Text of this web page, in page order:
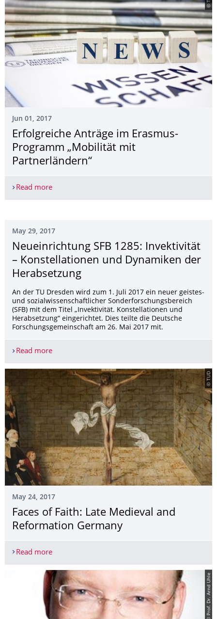
Jun 01, 2017
Erfolgreiche Anträge im Erasmus-
Programm „Mobilität mit
Partnerländern“
Read moreErfolgreiche Anträge im Erasmus-Programm
May 29, 2017
Neueinrichtung SFB 1285: Invektivität
– Konstellationen und Dynamiken der
Herabsetzung
An der TU Dresden wird zum 1. Juli 2017 ein neuer geistes-
und sozialwissenschaftlicher Sonderforschungsbereich
(SFB) mit dem Titel „Invektivität. Konstellationen und
Herabsetzung“ eingerichtet. Dies teilte die Deutsche
Forschungsgemeinschaft am 26. Mai 2017 mit.
Read moreNeueinrichtung SFB 1285: Invektivität –
© TUD
May 24, 2017
Faces of Faith: Late Medieval and
Reformation Germany
Read moreFaces of Faith: Late Medieval and Reformation
© © Prof. Dr. Arnd Uhle